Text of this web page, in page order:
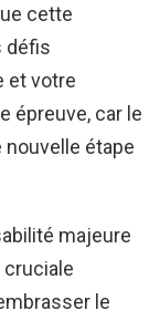
cette
défis
et votre
épreuve, car le
nouvelle étape
majeure
cruciale
le